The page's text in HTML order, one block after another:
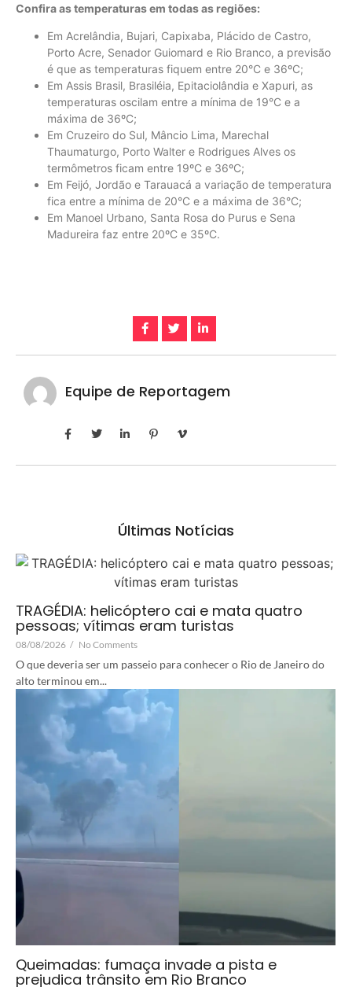
Confira as temperaturas em todas as regiões:
Em Acrelândia, Bujari, Capixaba, Plácido de Castro,
Porto Acre, Senador Guiomard e Rio Branco, a previsão
é que as temperaturas fiquem entre 20°C e 36ºC;
Em Assis Brasil, Brasiléia, Epitaciolândia e Xapuri, as
temperaturas oscilam entre a mínima de 19°C e a
máxima de 36ºC;
Em Cruzeiro do Sul, Mâncio Lima, Marechal
Thaumaturgo, Porto Walter e Rodrigues Alves os
termômetros ficam entre 19ºC e 36ºC;
Em Feijó, Jordão e Tarauacá a variação de temperatura
fica entre a mínima de 20°C e a máxima de 36°C;
Em Manoel Urbano, Santa Rosa do Purus e Sena
Madureira faz entre 20ºC e 35ºC.
Equipe de Reportagem
Últimas Notícias
TRAGÉDIA: helicóptero cai e mata quatro
pessoas; vítimas eram turistas
08/08/2026 / No Comments
O que deveria ser um passeio para conhecer o Rio de Janeiro do
alto terminou em...
Queimadas: fumaça invade a pista e
prejudica trânsito em Rio Branco